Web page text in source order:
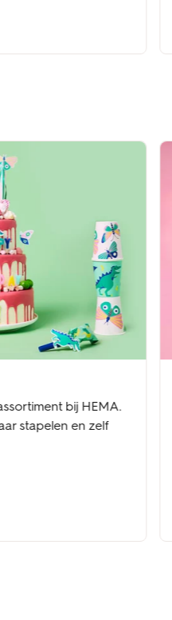
bij HEMA.
stapelen en zelf